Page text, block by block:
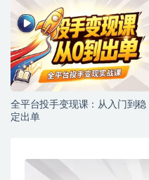
全平台投手变现课：从入门到稳
定出单